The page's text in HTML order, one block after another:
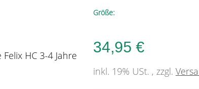
Größe:
34,95 €
inkl. 19% USt. , zzgl.